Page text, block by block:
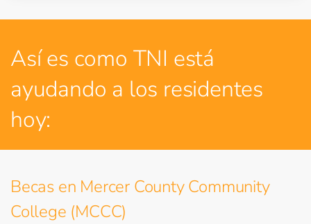
Así es como TNI está
ayudando a los residentes
hoy:
Becas en Mercer County Community
College (MCCC)